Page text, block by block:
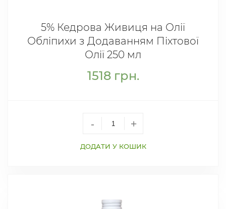
5% Кедрова Живиця на Олії
Обліпихи з Додаванням Піхтової
Олії 250 мл
1518грн.
- +
ДОДАТИ У КОШИК